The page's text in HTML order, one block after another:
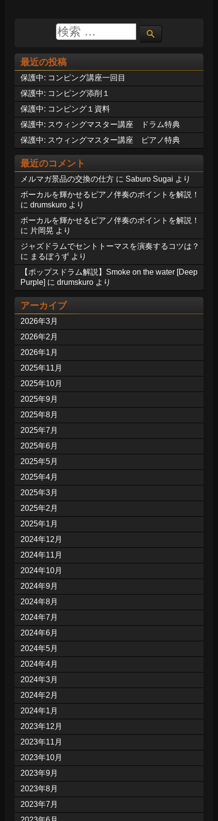
最近の投稿
保護中: コンピング講座一回目
保護中: コンピング添削１
保護中: コンピング１資料
保護中: スウィングマスター講座 ドラム特典
保護中: スウィングマスター講座 ピアノ特典
最近のコメント
メルマガ景品の交換の仕方 に Saburo Sugai より
ボーカルを輝かせるピアノ伴奏のポイントを解説！
に drumskuro より
ボーカルを輝かせるピアノ伴奏のポイントを解説！
に 片岡晃 より
ジャズドラムでセントトーマスを演奏するコツは？
に まるぼうず より
【ポップスドラム解説】Smoke on the water [Deep
Purple] に drumskuro より
アーカイブ
2026年3月
2026年2月
2026年1月
2025年11月
2025年10月
2025年9月
2025年8月
2025年7月
2025年6月
2025年5月
2025年4月
2025年3月
2025年2月
2025年1月
2024年12月
2024年11月
2024年10月
2024年9月
2024年8月
2024年7月
2024年6月
2024年5月
2024年4月
2024年3月
2024年2月
2024年1月
2023年12月
2023年11月
2023年10月
2023年9月
2023年8月
2023年7月